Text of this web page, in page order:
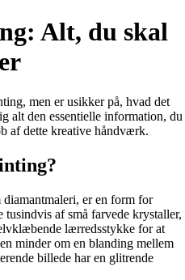
Alt, du skal
men er usikker på, hvad det
alt den essentielle information, du
af dette kreative håndværk.
er en form for
af små farvede krystaller,
lærredsstykke for at
minder om en blanding mellem
billede har en glitrende